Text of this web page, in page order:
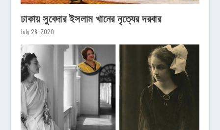
ঢাকায় সুবেদার ইসলাম খানের নৃত্যের দরবার
July 28, 2020